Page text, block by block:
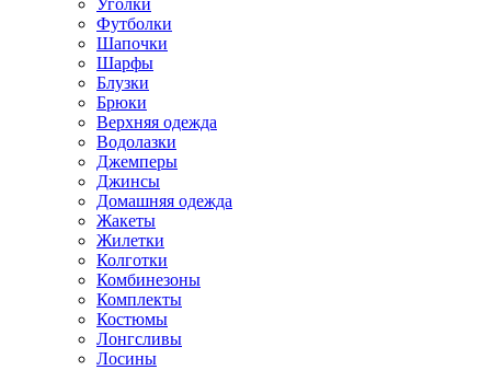
Футболки
Шапочки
Шарфы
Блузки
Брюки
Верхняя одежда
Водолазки
Джемперы
Джинсы
Домашняя одежда
Жакеты
Жилетки
Колготки
Комбинезоны
Комплекты
Костюмы
Лонгсливы
Лосины